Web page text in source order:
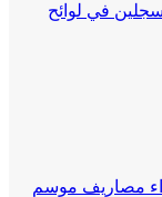
في لوائح
مصاريف موسم